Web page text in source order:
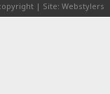
| Site: Webstylers